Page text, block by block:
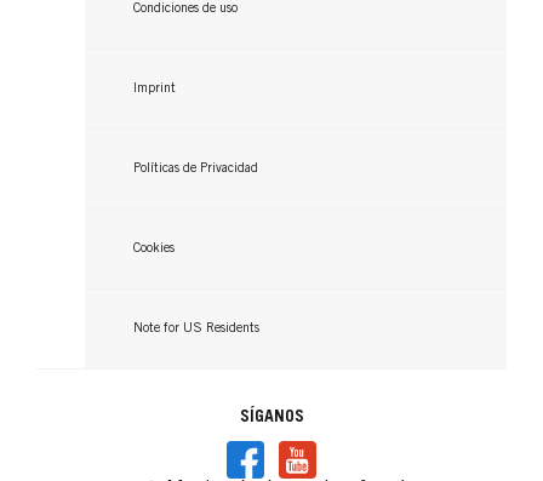
Condiciones de uso
Imprint
Políticas de Privacidad
Cookies
Note for US Residents
SÍGANOS